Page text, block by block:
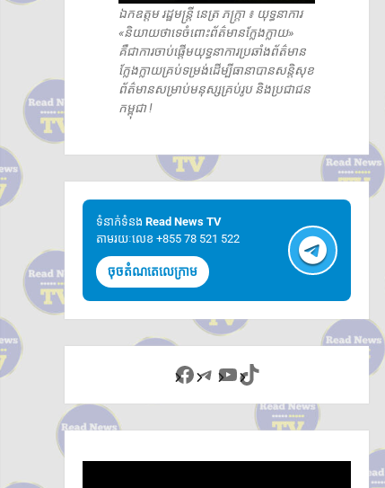
ឯកឧត្តម រដ្ឋមន្ត្រី នេត្រ ភក្រ្តា ៖ យុទ្ធនាការ
«និយាយថាទេចំពោះព័ត៌មានក្លែងក្លាយ»
គឺជាការចាប់ផ្តើមយុទ្ធនាការប្រឆាំងព័ត៌មាន
ក្លែងក្លាយគ្រប់ទម្រង់ដើម្បីធានាបានសន្តិសុខ
ព័ត៌មានសម្រាប់មនុស្សគ្រប់រូប និងប្រជាជន
កម្ពុជា !
ទំនាក់ទំនង​​ Read News TV
តាមរយៈលេខ +855 78 521 522
ចុចតំណតេលេក្រាម
Facebook
Telegram
YouTube
TikTok